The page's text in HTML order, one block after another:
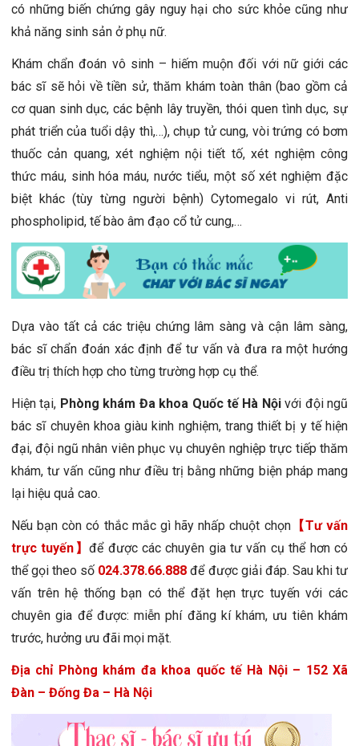
có những biến chứng gây nguy hại cho sức khỏe cũng như
khả năng sinh sản ở phụ nữ.
Khám chẩn đoán vô sinh – hiếm muộn đối với nữ giới các
bác sĩ sẽ hỏi về tiền sử, thăm khám toàn thân (bao gồm cả
cơ quan sinh dục, các bệnh lây truyền, thói quen tình dục, sự
phát triển của tuổi dậy thì,…), chụp tử cung, vòi trứng có bơm
thuốc cản quang, xét nghiệm nội tiết tố, xét nghiệm công
thức máu, sinh hóa máu, nước tiểu, một số xét nghiệm đặc
biệt khác (tùy từng người bệnh) Cytomegalo vi rút, Anti
phospholipid, tế bào âm đạo cổ tử cung,…
Dựa vào tất cả các triệu chứng lâm sàng và cận lâm sàng,
bác sĩ chẩn đoán xác định để tư vấn và đưa ra một hướng
điều trị thích hợp cho từng trường hợp cụ thể.
Hiện tại, Phòng khám Đa khoa Quốc tế Hà Nộivới đội ngũ
bác sĩ chuyên khoa giàu kinh nghiệm, trang thiết bị y tế hiện
đại, đội ngũ nhân viên phục vụ chuyên nghiệp trực tiếp thăm
khám, tư vấn cũng như điều trị bằng những biện pháp mang
lại hiệu quả cao.
Nếu bạn còn có thắc mắc gì hãy nhấp chuột chọn【Tư vấn
trực tuyến】để được các chuyên gia tư vấn cụ thể hơn có
thể gọi theo số 024.378.66.888 để được giải đáp. Sau khi tư
vấn trên hệ thống bạn có thể đặt hẹn trực tuyến với các
chuyên gia để được: miễn phí đăng kí khám, ưu tiên khám
trước, hưởng ưu đãi mọi mặt.
Địa chỉ Phòng khám đa khoa quốc tế Hà Nội – 152 Xã
Đàn – Đống Đa – Hà Nội